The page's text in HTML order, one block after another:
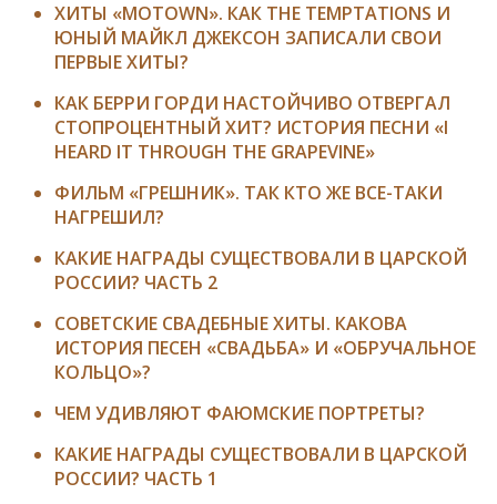
ХИТЫ «MOTOWN». КАК THE TEMPTATIONS И
ЮНЫЙ МАЙКЛ ДЖЕКСОН ЗАПИСАЛИ СВОИ
ПЕРВЫЕ ХИТЫ?
КАК БЕРРИ ГОРДИ НАСТОЙЧИВО ОТВЕРГАЛ
СТОПРОЦЕНТНЫЙ ХИТ? ИСТОРИЯ ПЕСНИ «I
HEARD IT THROUGH THE GRAPEVINE»
ФИЛЬМ «ГРЕШНИК». ТАК КТО ЖЕ ВСЕ-ТАКИ
НАГРЕШИЛ?
КАКИЕ НАГРАДЫ СУЩЕСТВОВАЛИ В ЦАРСКОЙ
РОССИИ? ЧАСТЬ 2
СОВЕТСКИЕ СВАДЕБНЫЕ ХИТЫ. КАКОВА
ИСТОРИЯ ПЕСЕН «СВАДЬБА» И «ОБРУЧАЛЬНОЕ
КОЛЬЦО»?
ЧЕМ УДИВЛЯЮТ ФАЮМСКИЕ ПОРТРЕТЫ?
КАКИЕ НАГРАДЫ СУЩЕСТВОВАЛИ В ЦАРСКОЙ
РОССИИ? ЧАСТЬ 1